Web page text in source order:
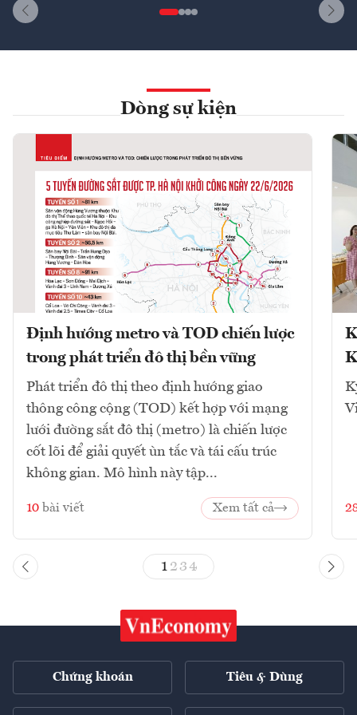
Dòng sự kiện
Định hướng metro và TOD chiến lược
trong phát triển đô thị bền vững
Phát triển đô thị theo định hướng giao
thông công cộng (TOD) kết hợp với mạng
lưới đường sắt đô thị (metro) là chiến lược
cốt lõi để giải quyết ùn tắc và tái cấu trúc
không gian. Mô hình này tập...
10 bài viết Xem tất cả
1 23 4
Chứng khoán Tiêu & Dùng